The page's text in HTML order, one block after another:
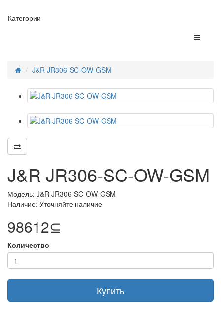
Категории
J&R JR306-SC-OW-GSM
J&R JR306-SC-OW-GSM
Модель: J&R JR306-SC-OW-GSM
Наличие: Уточняйте наличие
98612⊆
Количество
Купить